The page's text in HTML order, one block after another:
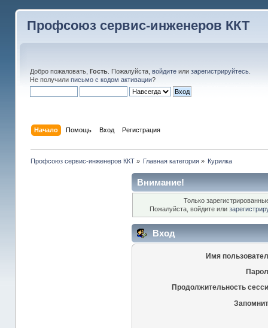
Профсоюз сервис-инженеров ККТ
Добро пожаловать, Гость. Пожалуйста, войдитеили зарегистрируйтесь.
Не получили письмо с кодом активации?
Начало Помощь Вход Регистрация
Профсоюз сервис-инженеров ККТ» Главная категория » Курилка
Внимание!
Только
Пожалуйста, войдите или
Вход
Имя
Продолжительность